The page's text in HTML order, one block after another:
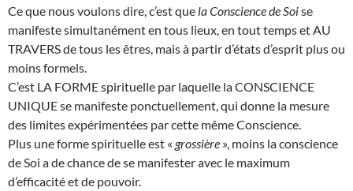
Ce que nous voulons dire, c’est que la Conscience de Soise
manifeste simultanément en tous lieux, en tout temps et AU
TRAVERS de tous les êtres, mais à partir d’états d’esprit plus ou
moins formels.
C’est LA FORME spirituelle par laquelle la CONSCIENCE
UNIQUE se manifeste ponctuellement, qui donne la mesure
des limites expérimentées par cette même Conscience.
Plus une forme spirituelle est « grossière », moins la conscience
de Soi a de chance de se manifester avec le maximum
d’efficacité et de pouvoir.